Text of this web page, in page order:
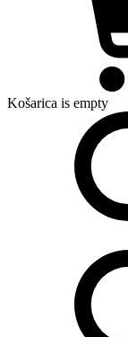
Košarica is empty